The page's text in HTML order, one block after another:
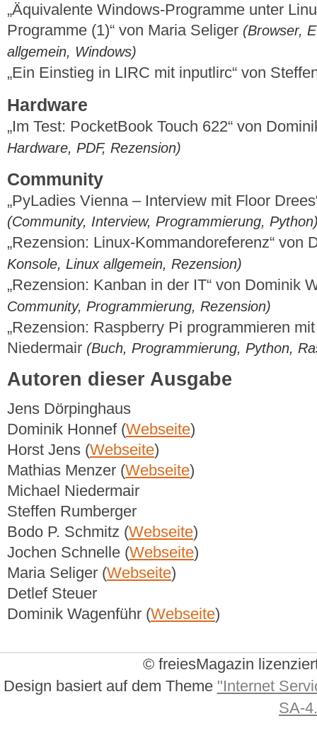
„Äquivalente Windows-Programme unter
Programme (1)“ von Maria Seliger (Browser,
allgemein, Windows)
„Ein Einstieg in LIRC mit inputlirc“ von
Hardware
„Im Test: PocketBook Touch 622“ von
Hardware, PDF, Rezension)
Community
„PyLadies Vienna – Interview mit Floor
(Community, Interview, Programmierung,
„Rezension: Linux-Kommandoreferenz“ von
Konsole, Linux allgemein, Rezension)
„Rezension: Kanban in der IT“ von Dominik
Community, Programmierung, Rezension)
„Rezension: Raspberry Pi programmieren
Niedermair (Buch, Programmierung, Python,
Autoren dieser Ausgabe
Jens Dörpinghaus
Dominik Honnef (Webseite)
Horst Jens (Webseite)
Mathias Menzer (Webseite)
Michael Niedermair
Steffen Rumberger
Bodo P. Schmitz (Webseite)
Jochen Schnelle (Webseite)
Maria Seliger (Webseite)
Detlef Steuer
Dominik Wagenführ (Webseite)
© freiesMagazin
Design basiert auf dem Theme "Internet
SA-